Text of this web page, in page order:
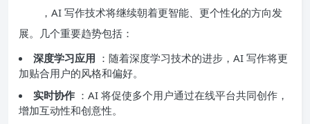
，AI 写作技术将继续朝着更智能、更个性化的方向发
展。几个重要趋势包括：
深度学习应用 ：随着深度学习技术的进步，AI 写作将更
加贴合用户的风格和偏好。
实时协作 ：AI 将促使多个用户通过在线平台共同创作，
增加互动性和创意性。